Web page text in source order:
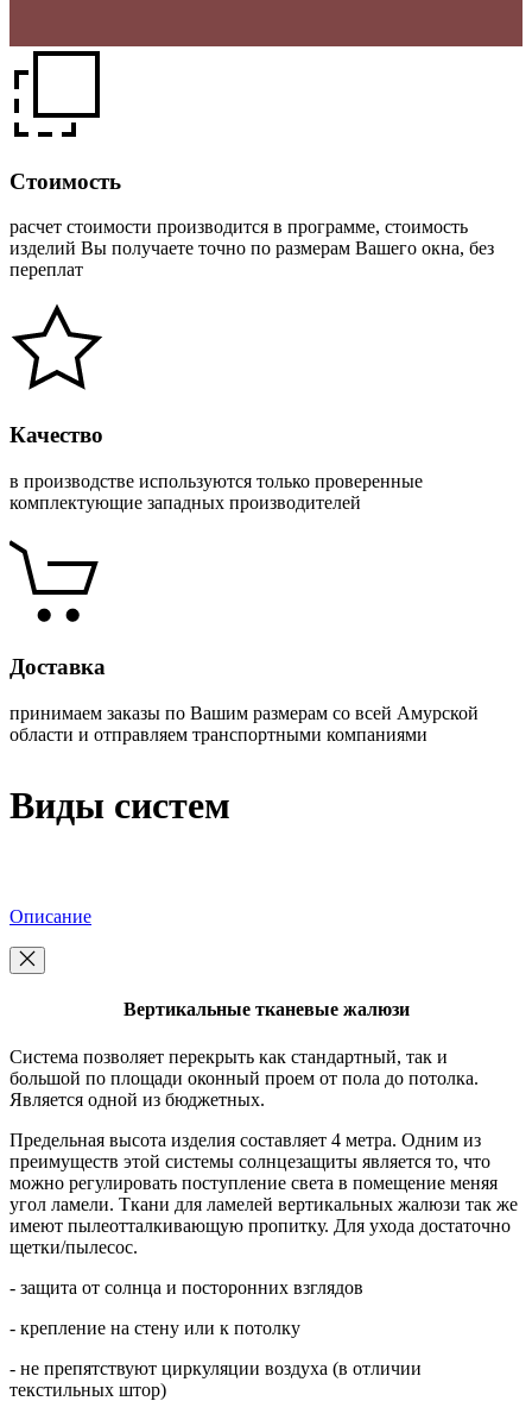
Стоимость
расчет стоимости производится в программе, стоимость
изделий Вы получаете точно по размерам Вашего окна, без
переплат
Качество
в производстве используются только проверенные
комплектующие западных производителей
Доставка
принимаем заказы по Вашим размерам со всей Амурской
области и отправляем транспортными компаниями
Виды систем
Описание
Вертикальные тканевые жалюзи
Система позволяет перекрыть как стандартный, так и
большой по площади оконный проем от пола до потолка.
Является одной из бюджетных.
Предельная высота изделия составляет 4 метра. Одним из
преимуществ этой системы солнцезащиты является то, что
можно регулировать поступление света в помещение меняя
угол ламели. Ткани для ламелей вертикальных жалюзи так же
имеют пылеотталкивающую пропитку. Для ухода достаточно
щетки/пылесос.
- защита от солнца и посторонних взглядов
- крепление на стену или к потолку
- не препятствуют циркуляции воздуха (в отличии
текстильных штор)